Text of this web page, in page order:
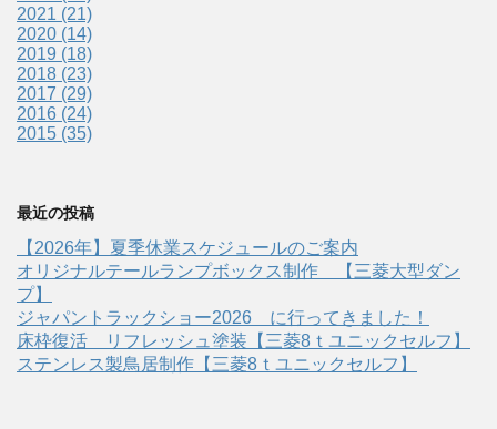
2021 (21)
2020 (14)
2019 (18)
2018 (23)
2017 (29)
2016 (24)
2015 (35)
最近の投稿
【2026年】夏季休業スケジュールのご案内
オリジナルテールランプボックス制作 【三菱大型ダン
プ】
ジャパントラックショー2026 に行ってきました！
床枠復活 リフレッシュ塗装【三菱8ｔユニックセルフ】
ステンレス製鳥居制作【三菱8ｔユニックセルフ】